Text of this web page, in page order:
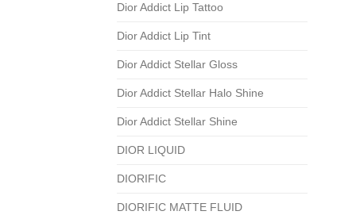
Dior Addict Lip Tattoo
Dior Addict Lip Tint
Dior Addict Stellar Gloss
Dior Addict Stellar Halo Shine
Dior Addict Stellar Shine
DIOR LIQUID
DIORIFIC
DIORIFIC MATTE FLUID